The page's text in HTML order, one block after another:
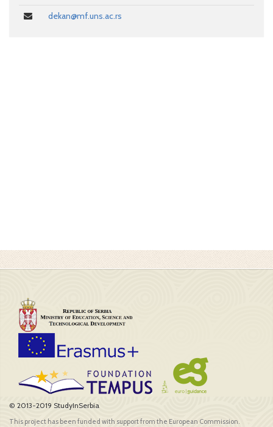
dekan@mf.uns.ac.rs
© 2013-2019 StudyInSerbia
This project has been funded with support from the European Commission.